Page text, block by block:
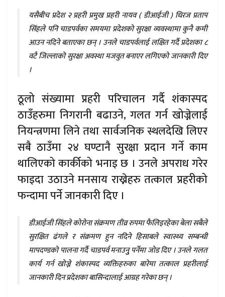
यसैबीच प्रदेश २ प्रहरी प्रमुख प्रहरी नायव ( डीआईजी ) धिरज प्रताप
सिंहले पनि चाडपर्वका समयमा प्रदेशको सुरक्षा व्यवस्थामा कुनै कमी
आउन नदिने बताएका छन् । उनले चाडपर्वलाई लक्षित गर्दै प्रदेशका ८
वटै जिल्लाको सुरक्षा अवस्था मजवुत बनाएर लगिएको जानकारी दिए
।
ठूलो संख्यामा प्रहरी परिचालन गर्दै शंकास्पद
ठाउँहरुमा निगरानी बढाउने, गलत गर्न खोज्नेलाई
नियन्त्रणमा लिने तथा सार्वजनिक स्थलदेखि लिएर
सबै ठाउँमा २४ घण्टानै सुरक्षा प्रदान गर्ने काम
थालिएको कार्कीको भनाइ छ । उनले अपराध गरेर
फाइदा उठाउने मनसाय राख्नेहरु तत्काल प्रहरीको
फन्दामा पर्ने जानकारी दिए ।
डीआईजी सिंहले कोरोना संक्रमण तीव्र रुपमा फैलिइरहेका बेला सबैले
सुरक्षित ढंगले र संक्रमण हुन नदिने हिसाबले स्वास्थ्य सम्बन्धी
मापदण्डको पालना गर्दै चाडपर्व मनाउनुु पर्नेमा जोड दिए । उनले गलत
कार्य गर्न खोज्ने शंकास्पद व्यक्तिहरुका बारेमा तत्काल प्रहरीलाई
जानकारी दिन प्रदेशका बासिन्दालाई आग्रह गरेका छन् ।